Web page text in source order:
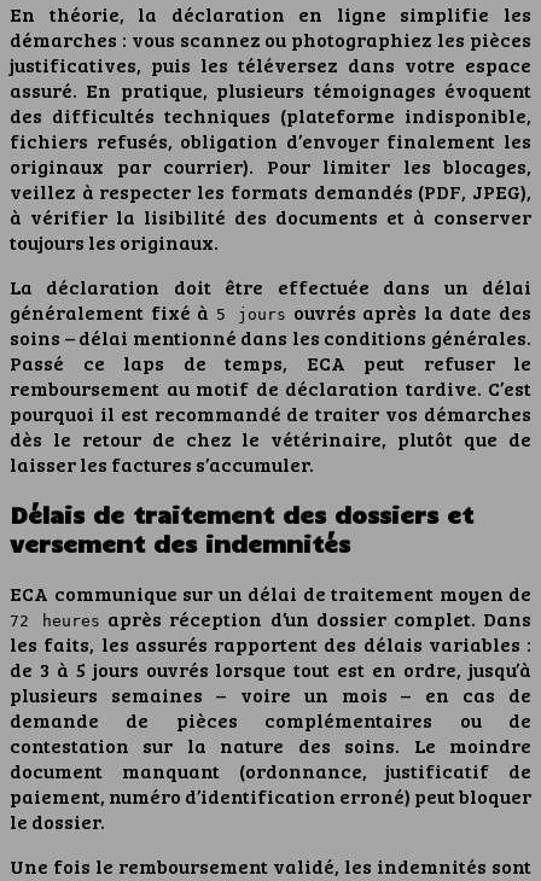
En théorie, la déclaration en ligne simplifie les
démarches : vous scannez ou photographiez les pièces
justificatives, puis les téléversez dans votre espace
assuré. En pratique, plusieurs témoignages évoquent
des difficultés techniques (plateforme indisponible,
fichiers refusés, obligation d’envoyer finalement les
originaux par courrier). Pour limiter les blocages,
veillez à respecter les formats demandés (PDF, JPEG),
à vérifier la lisibilité des documents et à conserver
toujours les originaux.
La déclaration doit être effectuée dans un délai
généralement fixé à 5 jours ouvrés après la date des
soins – délai mentionné dans les conditions générales.
Passé ce laps de temps, ECA peut refuser le
remboursement au motif de déclaration tardive. C’est
pourquoi il est recommandé de traiter vos démarches
dès le retour de chez le vétérinaire, plutôt que de
laisser les factures s’accumuler.
Délais de traitement des dossiers et
versement des indemnités
ECA communique sur un délai de traitement moyen de
72 heures après réception d’un dossier complet. Dans
les faits, les assurés rapportent des délais variables :
de 3 à 5 jours ouvrés lorsque tout est en ordre, jusqu’à
plusieurs semaines – voire un mois – en cas de
demande de pièces complémentaires ou de
contestation sur la nature des soins. Le moindre
document manquant (ordonnance, justificatif de
paiement, numéro d’identification erroné) peut bloquer
le dossier.
Une fois le remboursement validé, les indemnités sont